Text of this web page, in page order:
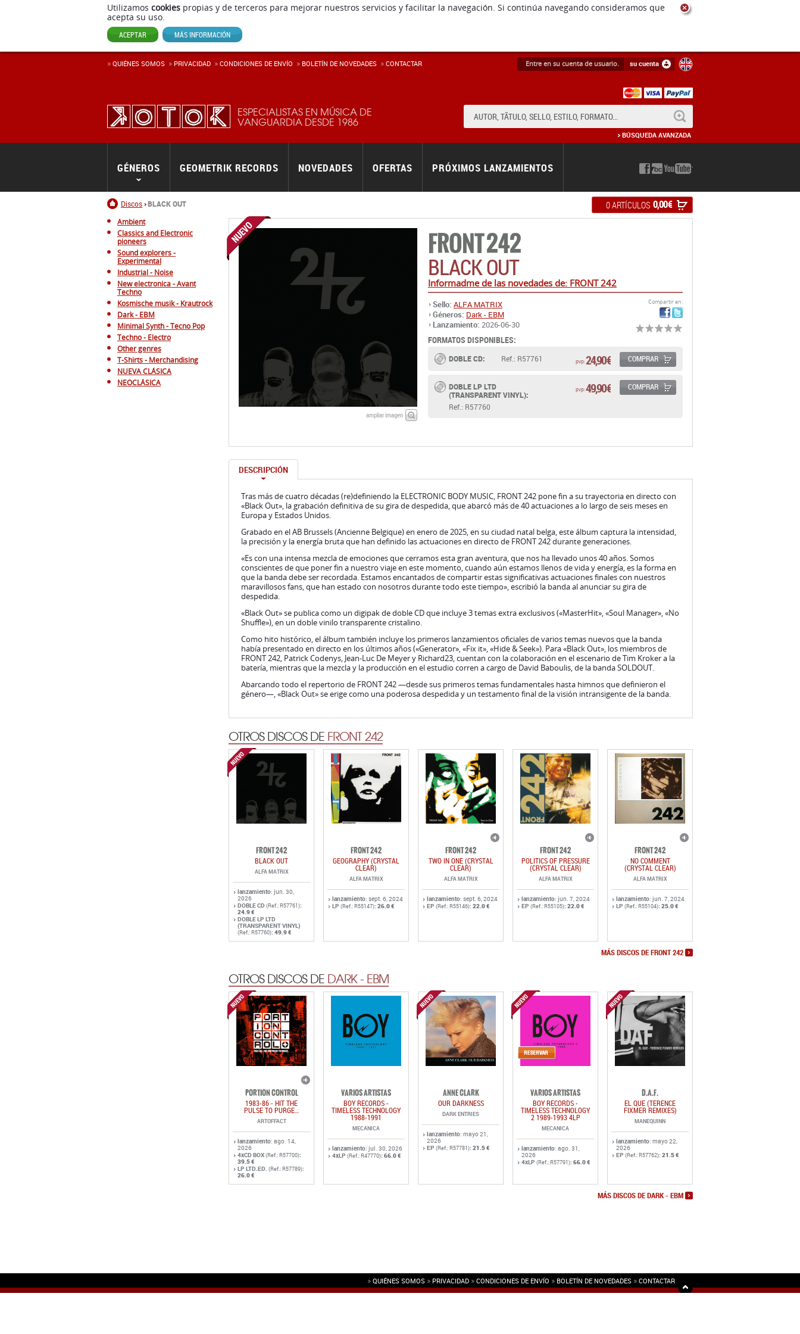
Utilizamos cookies propias y de terceros para mejorar nuestros servicios y facilitar la navegación. Si continúa navegando consideramos que
acepta su uso.
ACEPTAR MÁS INFORMACIÓN
ESPECIALISTAS EN MÚSICA DE
VANGUARDIA DESDE 1986
Inicio
Discos BLACK OUT
Entre en su cuenta de usuario. su cuenta
BÚSQUEDA AVANZADA
0 ARTÍCULOS 0,00 €
GÉNEROS GEOMETRIK RECORDS NOVEDADES OFERTAS PRÓXIMOS LANZAMIENTOS
QUIÉNES SOMOS PRIVACIDAD CONDICIONES DE ENVÍ­O BOLETÍN DE NOVEDADES CONTACTAR
Ambient
Classics and Electronic
pioneers
Sound explorers -
Experimental
Industrial - Noise
New electronica - Avant
Techno
Kosmische musik - Krautrock
Dark - EBM
Minimal Synth - Tecno Pop
Techno - Electro
Other genres
T-Shirts - Merchandising
NUEVA CLÁSICA
NEOCLÁSICA
FRONT 242
BLACK OUT
Informadme de las novedades de: FRONT 242
ampliar imagen
Sello: ALFA MATRIX
Géneros: Dark - EBM
Lanzamiento: 2026-06-30
Compartir en:
FORMATOS DISPONIBLES:
DOBLE CD: Ref.: R57761 pvp:24,90 € COMPRAR
DOBLE LP LTD
(TRANSPARENT VINYL):
Ref.: R57760
pvp:49,90 € COMPRAR
DESCRIPCIÓN
Tras más de cuatro décadas (re)definiendo la ELECTRONIC BODY MUSIC, FRONT 242 pone fin a su trayectoria en directo con
«Black Out», la grabación definitiva de su gira de despedida, que abarcó más de 40 actuaciones a lo largo de seis meses en
Europa y Estados Unidos.
Grabado en el AB Brussels (Ancienne Belgique) en enero de 2025, en su ciudad natal belga, este álbum captura la intensidad,
la precisión y la energía bruta que han definido las actuaciones en directo de FRONT 242 durante generaciones.
«Es con una intensa mezcla de emociones que cerramos esta gran aventura, que nos ha llevado unos 40 años. Somos
conscientes de que poner fin a nuestro viaje en este momento, cuando aún estamos llenos de vida y energía, es la forma en
que la banda debe ser recordada. Estamos encantados de compartir estas significativas actuaciones finales con nuestros
maravillosos fans, que han estado con nosotros durante todo este tiempo», escribió la banda al anunciar su gira de
despedida.
«Black Out» se publica como un digipak de doble CD que incluye 3 temas extra exclusivos («MasterHit», «Soul Manager», «No
Shuffle»), en un doble vinilo transparente cristalino.
Como hito histórico, el álbum también incluye los primeros lanzamientos oficiales de varios temas nuevos que la banda
había presentado en directo en los últimos años («Generator», «Fix it», «Hide & Seek»). Para «Black Out», los miembros de
FRONT 242, Patrick Codenys, Jean-Luc De Meyer y Richard23, cuentan con la colaboración en el escenario de Tim Kroker a la
batería, mientras que la mezcla y la producción en el estudio corren a cargo de David Baboulis, de la banda SOLDOUT.
Abarcando todo el repertorio de FRONT 242 —desde sus primeros temas fundamentales hasta himnos que definieron el
género—, «Black Out» se erige como una poderosa despedida y un testamento final de la visión intransigente de la banda.
OTROS DISCOS DE FRONT 242
FRONT 242
BLACK OUT
ALFA MATRIX
lanzamiento: jun. 30,
2026
DOBLE CD (Ref.: R57761):
24.9 €
DOBLE LP LTD
(TRANSPARENT VINYL)
(Ref.: R57760): 49.9 €
FRONT 242
GEOGRAPHY (CRYSTAL
CLEAR)
ALFA MATRIX
lanzamiento: sept. 6, 2024
LP (Ref.: R55147): 26.0 €
FRONT 242
TWO IN ONE (CRYSTAL
CLEAR)
ALFA MATRIX
lanzamiento: sept. 6, 2024
EP (Ref.: R55146): 22.0 €
FRONT 242
POLITICS OF PRESSURE
(CRYSTAL CLEAR)
ALFA MATRIX
lanzamiento: jun. 7, 2024
EP (Ref.: R55105): 22.0 €
FRONT 242
NO COMMENT
(CRYSTAL CLEAR)
ALFA MATRIX
lanzamiento: jun. 7, 2024
LP (Ref.: R55104): 25.0 €
MÁS DISCOS DE FRONT 242
OTROS DISCOS DE DARK - EBM
PORTION CONTROL
1983-86 - HIT THE
PULSE TO PURGE…
ARTOFFACT
lanzamiento: ago. 14,
2026
4xCD BOX(Ref.: R57700):
39.5 €
LP LTD.ED. (Ref.: R57789):
26.0 €
VARIOS ARTISTAS
BOY RECORDS -
TIMELESS TECHNOLOGY
1988-1991
MECANICA
lanzamiento: jul. 30, 2026
4xLP (Ref.: R47770): 66.0 €
ANNE CLARK
OUR DARKNESS
DARK ENTRIES
lanzamiento: mayo 21,
2026
EP (Ref.: R57781): 21.5 €
VARIOS ARTISTAS
BOY RECORDS -
TIMELESS TECHNOLOGY
2 1989-1993 4LP
MECANICA
lanzamiento: ago. 31,
2026
4xLP (Ref.: R57791): 66.0 €
D.A.F.
EL QUE (TERENCE
FIXMER REMIXES)
MANEQUINN
lanzamiento: mayo 22,
2026
EP (Ref.: R57762): 21.5 €
MÁS DISCOS DE DARK - EBM
QUIÉNES SOMOS PRIVACIDAD CONDICIONES DE ENVÍO BOLETÍN DE NOVEDADES CONTACTAR